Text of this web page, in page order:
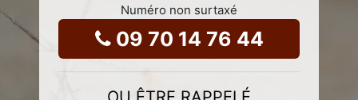
Numéro non surtaxé
09 70 14 76 44